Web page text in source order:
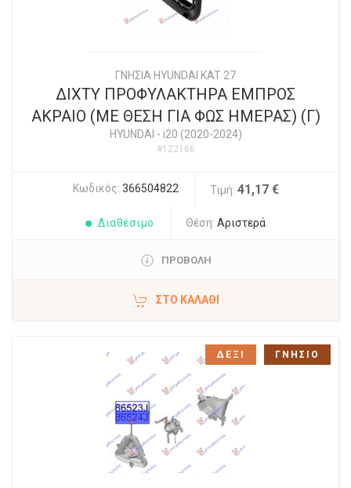
ΓΝΗΣΙΑ HYUNDAI KAT 27
ΔΙΧΤΥ ΠΡΟΦΥΛΑΚΤΗΡΑ ΕΜΠΡΟΣ
ΑΚΡΑΙΟ (ME ΘΕΣΗ ΓΙΑ ΦΩΣ ΗΜΕΡΑΣ) (Γ)
HYUNDAI - i20 (2020-2024)
#122166
Κωδικός: 366504822 Τιμή: 41,17 €
Διαθέσιμο Θέση: Αριστερά
ΠΡΟΒΟΛΗ
ΣΤΟ ΚΑΛΆΘΙ
ΔΕΞΙ ΓΝΗΣΙΟ